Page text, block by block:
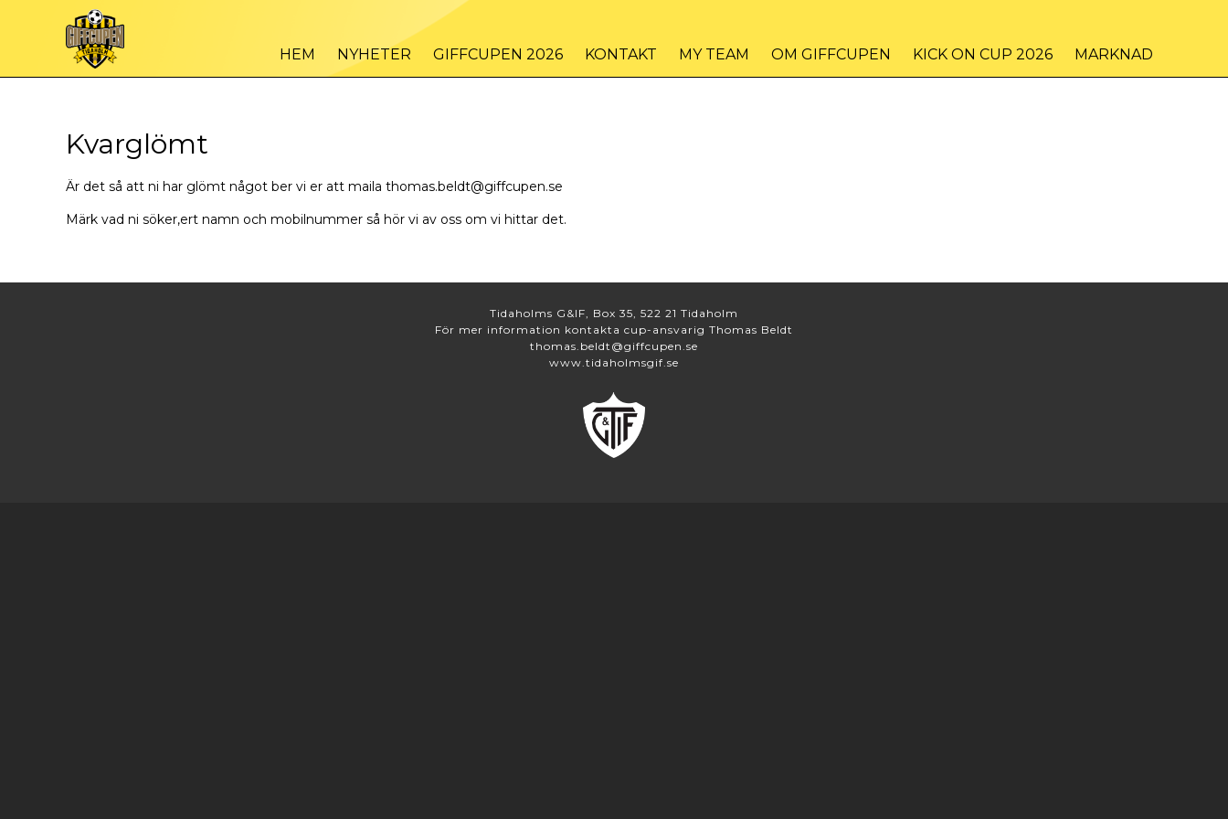
HEM NYHETER GIFFCUPEN 2026 KONTAKT MY TEAM OM GIFFCUPEN KICK ON CUP 2026 MARKNAD
Kvarglömt
Är det så att ni har glömt något ber vi er att maila thomas.beldt@giffcupen.se
​Märk vad ni söker,ert namn och mobilnummer så hör vi av oss om vi hittar det.
Tidaholms G&IF, Box 35, 522 21 Tidaholm
För mer information kontakta cup-ansvarig Thomas Beldt
thomas.beldt@giffcupen.se
www.tidaholmsgif.se